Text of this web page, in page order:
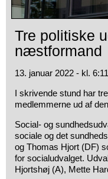
Tre politiske
næstformand
13. januar 2022 - kl.
I skrivende stund har
medlemmerne ud af
Social- og
sociale og det
og Thomas Hjort (DF)
for socialudvalget.
Hjortshøj (A), Mette